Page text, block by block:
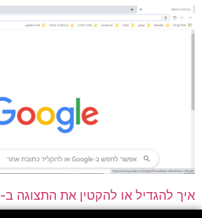
איך להגדיל או להקטין את התצוגה ב-Google Chrome